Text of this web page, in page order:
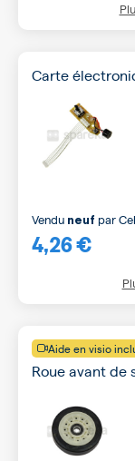
Carte
4,26 €
Vendu neuf par
Aide en visio
Roue avant de